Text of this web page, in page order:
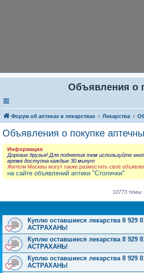
Объявления о
Форум об аптеках и лекарствах Лекарства
Объявления о покупке
Информация
Дорогие друзья! Для поднятия тем используйте
время доступна каждые 30 минут
Жители Москвы могут также разместить своё
на сайте объявлений аптеки "Столички"
10773 темы
Куплю оставшиеся лекарства 8
АСТРАХАНЬ!
Куплю оставшиеся лекарства 8
АСТРАХАНЬ!
Куплю оставшиеся лекарства 8
АСТРАХАНЬ!